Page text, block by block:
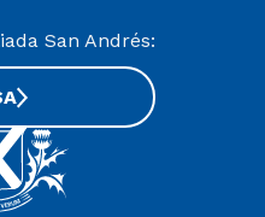
San Andrés: